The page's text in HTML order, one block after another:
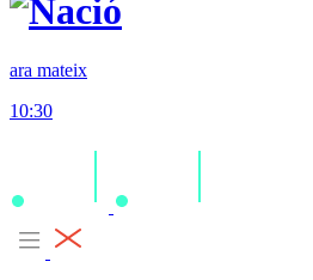
ara mateix
10:30